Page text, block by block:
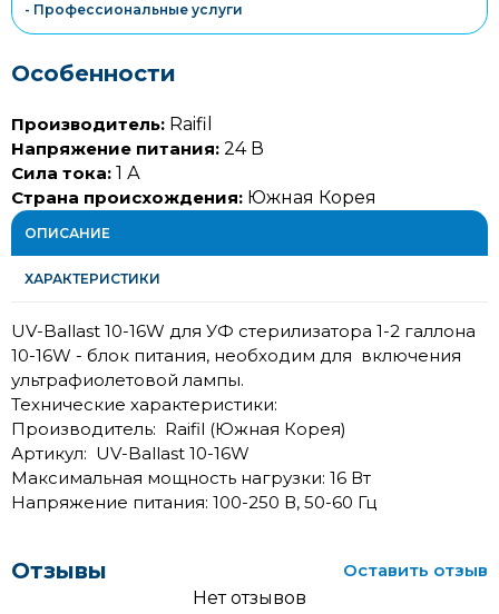
- Профессиональные услуги
Особенности
Производитель: Raifil
Напряжение питания: 24 В
Сила тока: 1 А
Страна происхождения: Южная Корея
ОПИСАНИЕ
ХАРАКТЕРИСТИКИ
UV-Ballast 10-16W для УФ стерилизатора 1-2 галлона
10-16W - блок питания, необходим для включения
ультрафиолетовой лампы.
Технические характеристики:
Производитель: Raifil (Южная Корея)
Артикул: UV-Ballast 10-16W
Максимальная мощность нагрузки: 16 Вт
Напряжение питания: 100-250 В, 50-60 Гц
Отзывы
Оставить отзыв
Нет отзывов